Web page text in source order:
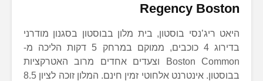
Regency Boston
היאט ריג’נסי בוסטון, בית מלון בבוסטון בסגנון מודרני
בדירוג 4 כוכבים, ממוקם במרחק 5 דקות הליכה מ-
Boston Common וצעדים אחדים מרוב האטרקציות
בבוסטון. אינטרנט אלחוטי זמין חינם. המלון זוכה לציון 8.5